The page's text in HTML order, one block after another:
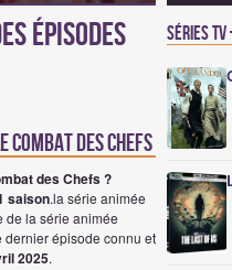
épisodes
combat des chefs
des Chefs ?
saison.la série animée
de la série animée
dernier épisode connu et
2025.
Séries